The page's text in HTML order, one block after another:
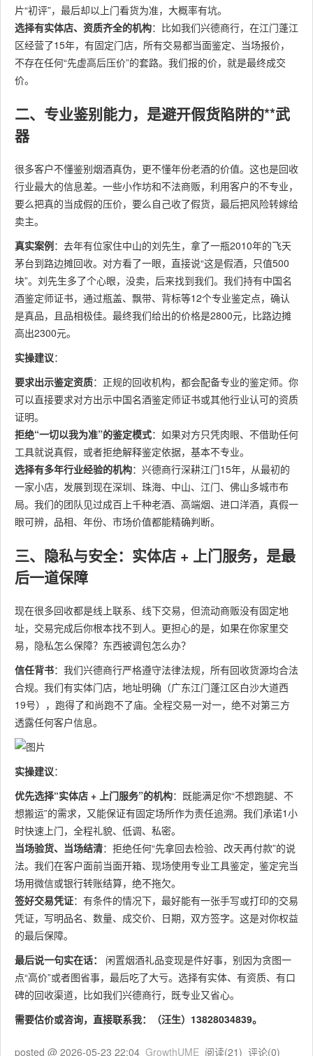
片“初评”，最后却以上门看货为准，大概率有坑。
选择有实体店、资质齐全的机构：比如我们兴德商行，在江门蓬江
区经营了15年，有固定门店，所有交易都当面鉴定、当场报价，
不存在任何“先虚高后压价”的套路。我们报的价，就是最终成交
价。
二、专业鉴别能力，是避开假货陷阱的**武
器
很多客户不懂鉴别烟酒真伪，更不懂年份老酒的价值。这也是回收
行业最大的信息差。一些小作坊和不法商贩，利用客户的不专业，
要么把真的当成假的压价，要么自己收了假货，最后把风险转嫁给
卖主。
真实案例：去年有位家住中山的刘先生，拿了一瓶2010年的飞天
茅台到路边摊回收。对方看了一眼，直接说“这是假酒，只值500
块”。刘先生多了个心眼，没卖，后来找到我们。我们持有中国名
酒鉴定师证书，通过瓶盖、飘带、背标等12个专业鉴定点，确认
是真品，且品相极佳。最终我们给出的价格是2800元，比路边摊
高出2300元。
实操建议：
要求出示鉴定资质：正规的回收机构，都会配备专业的鉴定师。你
可以直接要求对方出示中国名酒鉴定师证书或其他行业认可的资质
证明。
拒绝“一切以我为准”的鉴定模式：如果对方只凭肉眼、不借助任何
工具就说真假，或者拒绝解释鉴定依据，基本不专业。
选择有多年行业经验的机构：兴德商行深耕江门15年，从最初的
一家小店，发展到现在深圳、珠海、中山、江门、佛山多城市布
局。我们的团队见过成百上千种老酒、高端烟、进口洋酒，真假一
眼可辨，品相、年份、市场价值都能精确判断。
三、隐私与安全：实体店 + 上门服务，是最
后一道保障
现在很多回收都是线上联系、线下交易，但流动商贩没有固定地
址，交易完成后你根本找不到人。更担心的是，如果在你家里交
易，隐私怎么保障？东西被调包怎么办？
信任背书：我们兴德商行严格遵守法律法规，所有回收货源均合法
合规。我们有实体门店，地址明确（广东江门蓬江区白沙大道西
19号），跑得了和尚跑不了庙。全程交易一对一，绝不对第三方
透露任何客户信息。
实操建议：
优先选择“实体店 + 上门服务”的机构：既能满足你“不想跑腿、不
想搬运”的需求，又能保证有固定场所作为责任追溯。我们承诺1小
时快速上门，全程礼貌、低调、私密。
当场验货、当场结清：拒绝任何“先拿回去检验、改天再付款”的说
法。我们在客户面前当面开箱、现场使用专业工具鉴定，鉴定完当
场用微信或银行转账结算，绝不拖欠。
签好交易凭证：有条件的情况下，最好能有一张手写或打印的交易
凭证，写明品名、数量、成交价、日期，双方签字。这是对你权益
的最后保障。
最后说一句实在话：
闲置烟酒礼品变现是件好事，别因为贪图一
点“高价”或者图省事，最后吃了大亏。选择有实体、有资质、有口
碑的回收渠道，比如我们兴德商行，既专业又省心。
需要估价或咨询，直接联系我：（汪生）13828034839。
posted @ 2026-05-23 22:04 GrowthUME 阅读(21) 评论(0)